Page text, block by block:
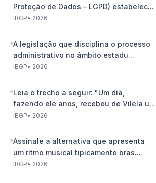
Proteção de Dados – LGPD) estabelec...
IBGP• 2026
A legislação que disciplina o processo
administrativo no âmbito estadu...
IBGP• 2026
Leia o trecho a seguir: "Um dia,
fazendo ele anos, recebeu de Vilela u...
IBGP• 2026
Assinale a alternativa que apresenta
um ritmo musical tipicamente bras...
IBGP• 2026